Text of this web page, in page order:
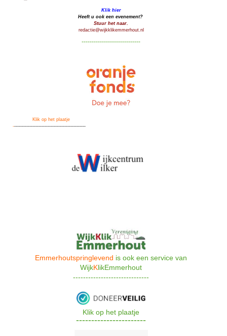
Klik hier
Heeft u ook een evenement?
Stuur het naar.
redactie@wijkklikemmerhout.nl
-----------------------------
Klik op het plaatje
------------------------------------------------
Emmerhoutspringlevend is ook een service van
WijkK likEmmerhout
------------------------------
Klik op het plaatje
-----------------------